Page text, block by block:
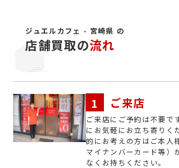
ジュエルカフェ - 宮崎県 の
店舗買取の流れ
ご来店
ご来店にご予約は不要で
にお気軽にお立ち寄りく
的にお考えの方はご本人
マイナンバーカード等）
なくお持ちください。